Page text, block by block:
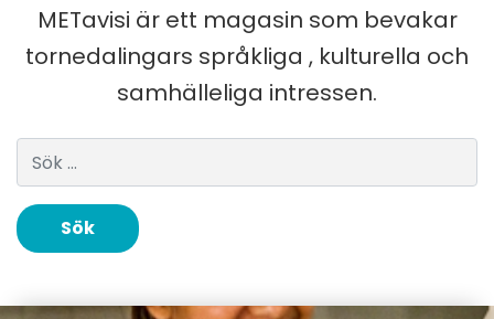
METavisi är ett magasin som bevakar
tornedalingars språkliga , kulturella och
samhälleliga intressen.
Sök efter: